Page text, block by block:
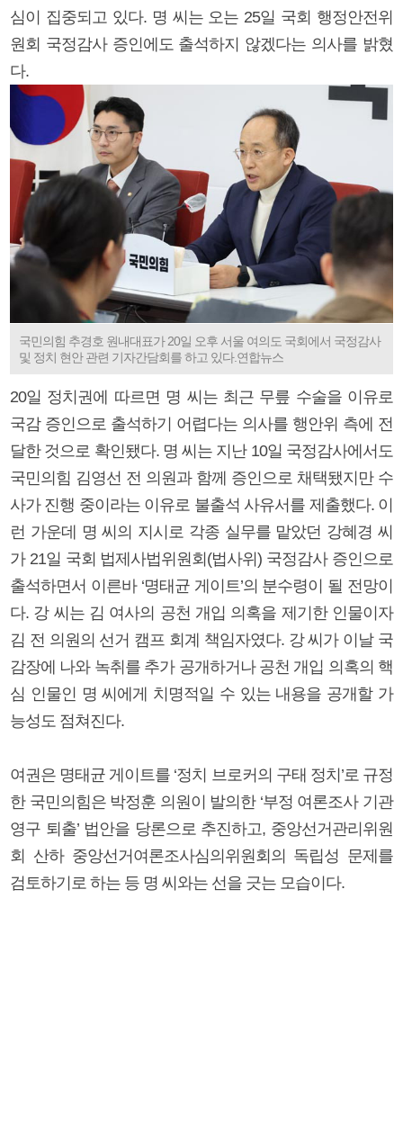
심이 집중되고 있다. 명 씨는 오는 25일 국회 행정안전위
원회 국정감사 증인에도 출석하지 않겠다는 의사를 밝혔
다.
국민의힘 추경호 원내대표가 20일 오후 서울 여의도 국회에서 국정감사
및 정치 현안 관련 기자간담회를 하고 있다.연합뉴스
20일 정치권에 따르면 명 씨는 최근 무릎 수술을 이유로
국감 증인으로 출석하기 어렵다는 의사를 행안위 측에 전
달한 것으로 확인됐다. 명 씨는 지난 10일 국정감사에서도
국민의힘 김영선 전 의원과 함께 증인으로 채택됐지만 수
사가 진행 중이라는 이유로 불출석 사유서를 제출했다. 이
런 가운데 명 씨의 지시로 각종 실무를 맡았던 강혜경 씨
가 21일 국회 법제사법위원회(법사위) 국정감사 증인으로
출석하면서 이른바 ‘명태균 게이트’의 분수령이 될 전망이
다. 강 씨는 김 여사의 공천 개입 의혹을 제기한 인물이자
김 전 의원의 선거 캠프 회계 책임자였다. 강 씨가 이날 국
감장에 나와 녹취를 추가 공개하거나 공천 개입 의혹의 핵
심 인물인 명 씨에게 치명적일 수 있는 내용을 공개할 가
능성도 점쳐진다.
여권은 명태균 게이트를 ‘정치 브로커의 구태 정치’로 규정
한 국민의힘은 박정훈 의원이 발의한 ‘부정 여론조사 기관
영구 퇴출’ 법안을 당론으로 추진하고, 중앙선거관리위원
회 산하 중앙선거여론조사심의위원회의 독립성 문제를
검토하기로 하는 등 명 씨와는 선을 긋는 모습이다.